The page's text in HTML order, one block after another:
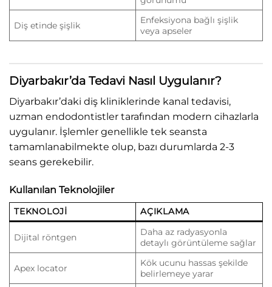
Diş etinde şişlik
Enfeksiyona bağlı şişlik
veya apseler
Diyarbakır’da Tedavi Nasıl Uygulanır?
Diyarbakır’daki diş kliniklerinde kanal tedavisi,
uzman endodontistler tarafından modern cihazlarla
uygulanır. İşlemler genellikle tek seansta
tamamlanabilmekte olup, bazı durumlarda 2-3
seans gerekebilir.
Kullanılan Teknolojiler
TEKNOLOJI AÇIKLAMA
Dijital röntgen
Daha az radyasyonla
detaylı görüntüleme sağlar
Apex locator
Kök ucunu hassas şekilde
belirlemeye yarar